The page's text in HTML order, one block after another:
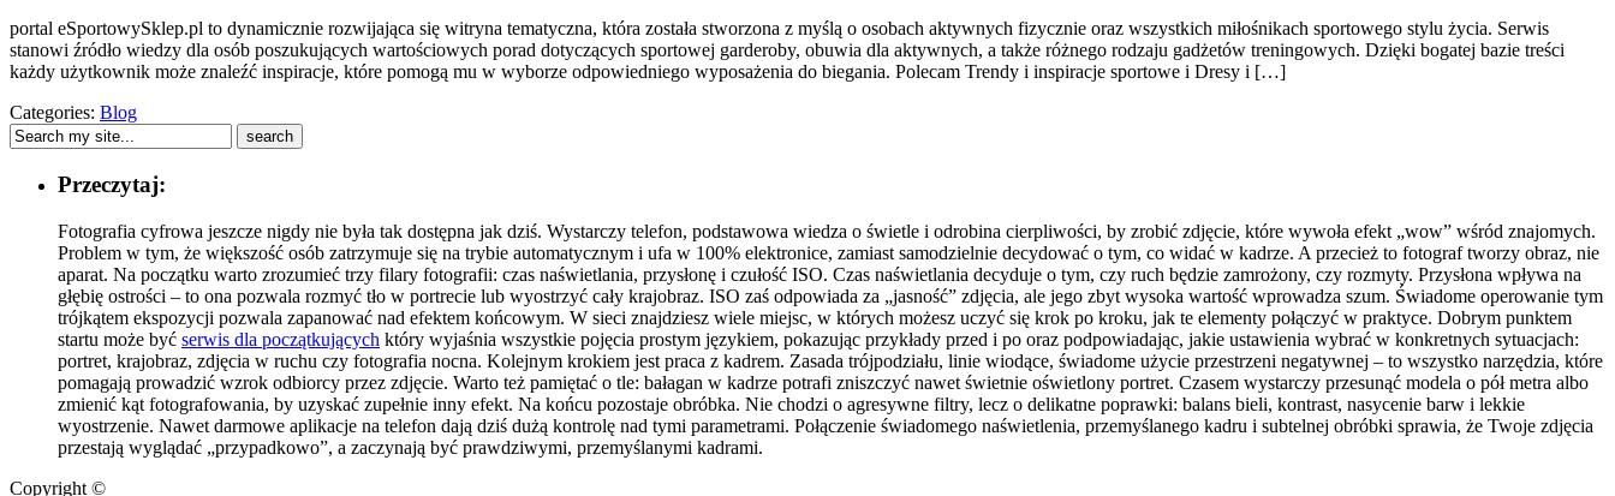
portal eSportowySklep.pl to dynamicznie rozwijająca się witryna tematyczna, która została stworzona z myślą o osobach aktywnych fizycznie oraz wszystkich miłośnikach sportowego stylu życia. Serwis
stanowi źródło wiedzy dla osób poszukujących wartościowych porad dotyczących sportowej garderoby, obuwia dla aktywnych, a także różnego rodzaju gadżetów treningowych. Dzięki bogatej bazie treści
każdy użytkownik może znaleźć inspiracje, które pomogą mu w wyborze odpowiedniego wyposażenia do biegania. Polecam Trendy i inspiracje sportowe i Dresy i […]
Categories: Blog
Przeczytaj:
Fotografia cyfrowa jeszcze nigdy nie była tak dostępna jak dziś. Wystarczy telefon, podstawowa wiedza o świetle i odrobina cierpliwości, by zrobić zdjęcie, które wywoła efekt „wow” wśród znajomych.
Problem w tym, że większość osób zatrzymuje się na trybie automatycznym i ufa w 100% elektronice, zamiast samodzielnie decydować o tym, co widać w kadrze. A przecież to fotograf tworzy obraz, nie
aparat. Na początku warto zrozumieć trzy filary fotografii: czas naświetlania, przysłonę i czułość ISO. Czas naświetlania decyduje o tym, czy ruch będzie zamrożony, czy rozmyty. Przysłona wpływa na
głębię ostrości – to ona pozwala rozmyć tło w portrecie lub wyostrzyć cały krajobraz. ISO zaś odpowiada za „jasność” zdjęcia, ale jego zbyt wysoka wartość wprowadza szum. Świadome operowanie tym
trójkątem ekspozycji pozwala zapanować nad efektem końcowym. W sieci znajdziesz wiele miejsc, w których możesz uczyć się krok po kroku, jak te elementy połączyć w praktyce. Dobrym punktem
startu może być serwis dla początkujących który wyjaśnia wszystkie pojęcia prostym językiem, pokazując przykłady przed i po oraz podpowiadając, jakie ustawienia wybrać w konkretnych sytuacjach:
portret, krajobraz, zdjęcia w ruchu czy fotografia nocna. Kolejnym krokiem jest praca z kadrem. Zasada trójpodziału, linie wiodące, świadome użycie przestrzeni negatywnej – to wszystko narzędzia, które
pomagają prowadzić wzrok odbiorcy przez zdjęcie. Warto też pamiętać o tle: bałagan w kadrze potrafi zniszczyć nawet świetnie oświetlony portret. Czasem wystarczy przesunąć modela o pół metra albo
zmienić kąt fotografowania, by uzyskać zupełnie inny efekt. Na końcu pozostaje obróbka. Nie chodzi o agresywne filtry, lecz o delikatne poprawki: balans bieli, kontrast, nasycenie barw i lekkie
wyostrzenie. Nawet darmowe aplikacje na telefon dają dziś dużą kontrolę nad tymi parametrami. Połączenie świadomego naświetlenia, przemyślanego kadru i subtelnej obróbki sprawia, że Twoje zdjęcia
przestają wyglądać „przypadkowo”, a zaczynają być prawdziwymi, przemyślanymi kadrami.
Copyright ©